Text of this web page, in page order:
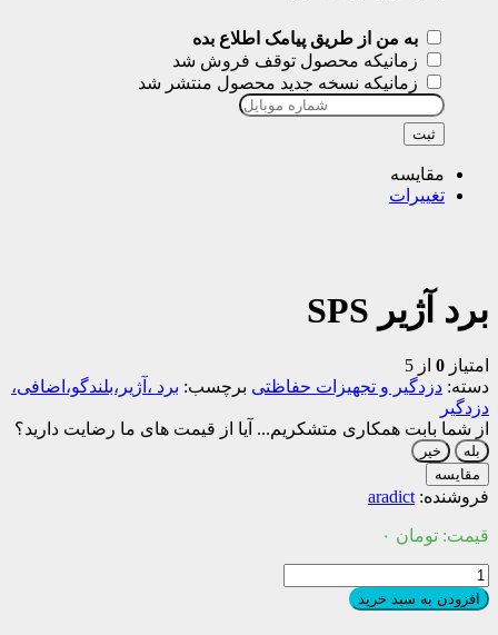
به من از طریق پیامک اطلاع بده
زمانیکه محصول توقف فروش شد
زمانیکه نسخه جدید محصول منتشر شد
ثبت
مقایسه
تغییرات
برد آژیر SPS
امتیاز 0 از 5
دسته: دزدگیر و تجهیزات حفاظتی برچسب: برد ،آژیر،بلندگو،اضافی،
دزدگیر
از شما بابت همکاری متشکریم... آیا از قیمت های ما رضایت دارید؟
بله
خیر
مقایسه
فروشنده: aradict
قیمت: تومان
برد
آژیر
SPS
افزودن به سبد خرید